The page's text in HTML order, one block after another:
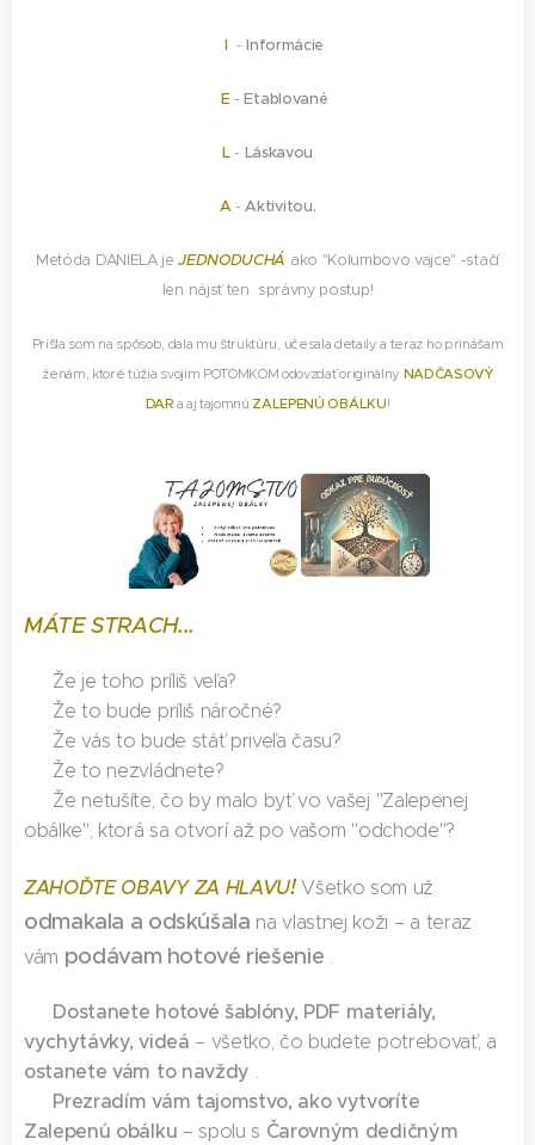
I -Informácie
E-Etablované
L- Láskavou
A - Aktivitou.
Metóda DANIELA jeJEDNODUCHÁ ako "Kolumbovo vajce" -stačí
len nájsť ten správny postup!
Prišla som na spôsob, dala mu štruktúru, učesala detaily a teraz ho prinášam
ženám, ktoré túžia svojim POTOMKOM odovzdať originálny NADČASOVÝ
DAR a aj tajomnú ZALEPENÚ OBÁLKU!
MÁTE STRACH...
❌ Že je toho príliš veľa?
❌ Že to bude príliš náročné?
❌ Že vás to bude stáť priveľa času?
❌ Že to nezvládnete?
❌ Že netušíte, čo by malo byť vo vašej "Zalepenej
obálke", ktorá sa otvorí až po vašom "odchode"?
ZAHOĎTE OBAVY ZA HLAVU! Všetko som už
odmakala a odskúšala na vlastnej koži – a teraz
vám podávam hotové riešenie .
Dostanete hotové šablóny, PDF materiály,
vychytávky, videá – všetko, čo budete potrebovať, a
ostanete vám to navždy .
Prezradím vám tajomstvo, ako vytvoríte
Zalepenú obálku – spolu s Čarovným dedičným